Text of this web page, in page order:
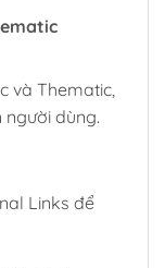
và Thematic,
dùng.
Links để